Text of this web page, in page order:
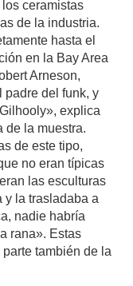
ceramistas
de la industria.
hasta el
en la Bay Area
Arneson,
padre del funk, y
explica
de la muestra.
de este tipo,
no eran típicas
las esculturas
y la trasladaba a
nadie habría
rana». Estas
también de la